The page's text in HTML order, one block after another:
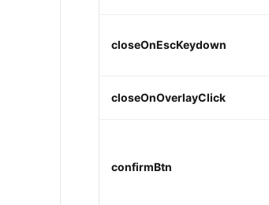
closeOnEscKeydown
closeOnOverlayClick
confirmBtn